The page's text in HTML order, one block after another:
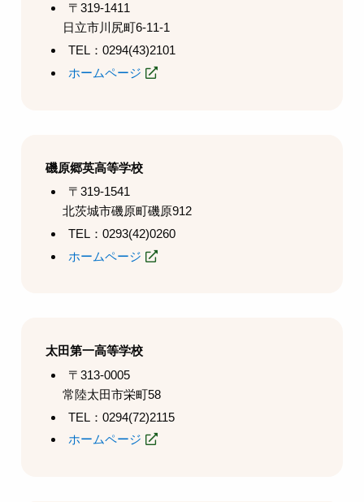
〒319-1411
日立市川尻町6-11-1
TEL：0294(43)2101
ホームページ
磯原郷英高等学校
〒319-1541
北茨城市磯原町磯原912
TEL：0293(42)0260
ホームページ
太田第一高等学校
〒313-0005
常陸太田市栄町58
TEL：0294(72)2115
ホームページ